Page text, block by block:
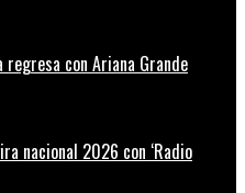
regresa con Ariana Grande
nacional 2026 con ‘Radio